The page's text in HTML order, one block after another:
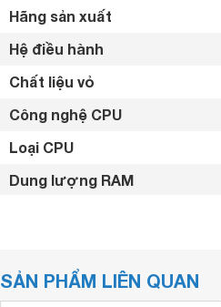
Hãng sản xuất
Hệ điều hành
Chất liệu vỏ
Công nghệ CPU
Loại CPU
Dung lượng RAM
Kích thước
SẢN PHẨM LIÊN QUAN